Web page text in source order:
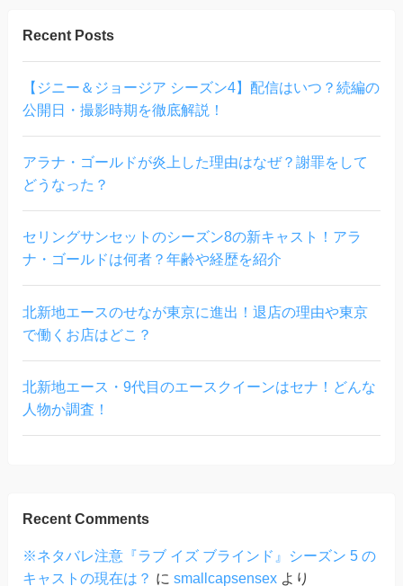
Recent Posts
【ジニー＆ジョージア シーズン4】配信はいつ？続編の
公開日・撮影時期を徹底解説！
アラナ・ゴールドが炎上した理由はなぜ？謝罪をして
どうなった？
セリングサンセットのシーズン8の新キャスト！アラ
ナ・ゴールドは何者？年齢や経歴を紹介
北新地エースのせなが東京に進出！退店の理由や東京
で働くお店はどこ？
北新地エース・9代目のエースクイーンはセナ！どんな
人物か調査！
Recent Comments
※ネタバレ注意『ラブ イズ ブラインド』シーズン 5 の
キャストの現在は？ に smallcapsensexより